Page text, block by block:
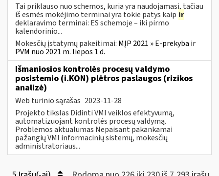
Tai priklauso nuo schemos, kuria yra naudojamasi, tačiau
iš esmės mokėjimo terminai yra tokie patys kaip ir
deklaravimo terminai: ES schemoje – iki pirmo
kalendorinio...
Mokesčių įstatymų pakeitimai: MĮP 2021 » E-prekyba ir
PVM nuo 2021 m. liepos 1 d.
Išmaniosios kontrolės procesų valdymo
posistemio (i.KON) plėtros paslaugos (rizikos
analizė)
Web turinio sąrašas 2023-11-28
Projekto tikslas Didinti VMI veiklos efektyvumą,
automatizuojant kontrolės procesų valdymą.
Problemos aktualumas Nepaisant pakankamai
pažangių VMI informacinių sistemų, mokesčių
administratoriaus...